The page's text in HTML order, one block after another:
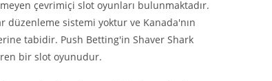
çevrimiçi slot oyunları bulunmaktadır.
düzenleme sistemi yoktur ve Kanada'nın
tabidir. Push Betting'in Shaver Shark
bir slot oyunudur.